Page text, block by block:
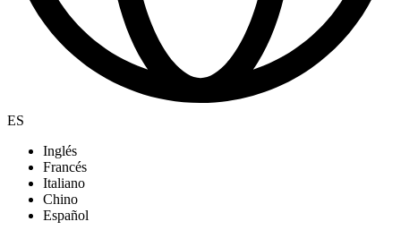
ES
Inglés
Francés
Italiano
Chino
Español